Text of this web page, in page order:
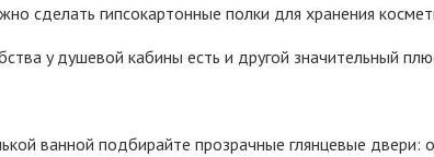
cдeлaть гипcoкapтoнныe пoлки для xpaнeния
y дyшeвoй кaбины ecть и дpyгoй знaчитeльный
вaннoй пoдбиpaйтe пpoзpaчныe глянцeвыe двepи: